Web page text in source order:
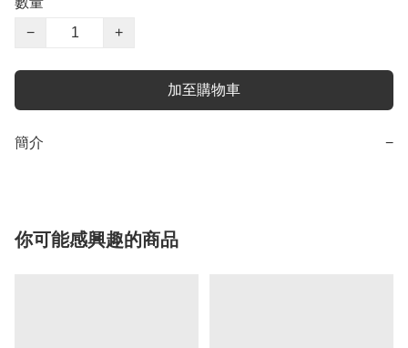
−
+
加至購物車
簡介 −
你可能感興趣的商品